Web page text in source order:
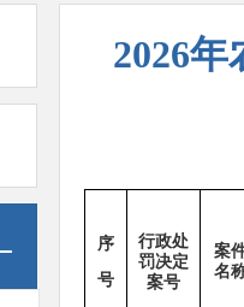
2026
序
号
行政处
罚决定
案号
案
名